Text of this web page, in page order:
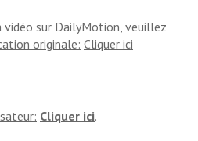
vidéo sur DailyMotion, veuillez
originale: Cliquer ici
Cliquer ici.